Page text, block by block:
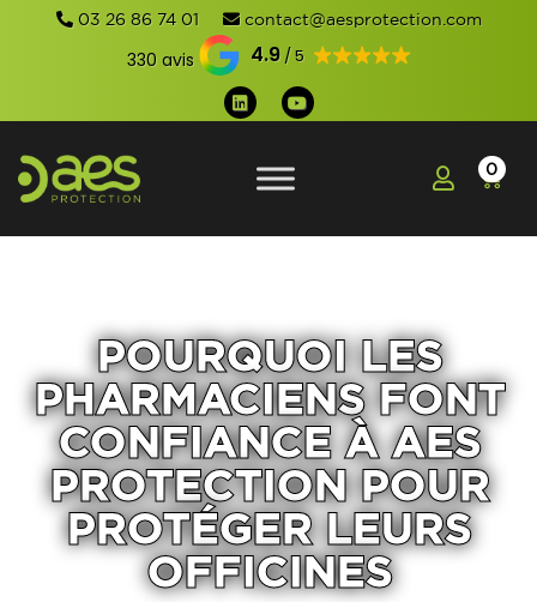
03 26 86 74 01 contact@aesprotection.com
330 avis 4.9
0
POURQUOI LES
PHARMACIENS FONT
CONFIANCE À AES
PROTECTION POUR
PROTÉGER LEURS
OFFICINES